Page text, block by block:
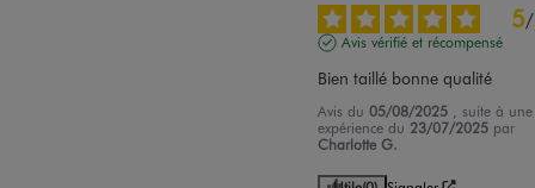
5/
Avis vérifié et récompensé
Bien taillé bonne qualité
Avis du05/08/2025
, suite à une
expérience du 23/07/2025 par
Charlotte G.